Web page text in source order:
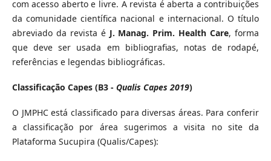
com acesso aberto e livre. A revista é aberta a contribuições
da comunidade científica nacional e internacional. O título
abreviado da revista é J. Manag. Prim. Health Care, forma
que deve ser usada em bibliografias, notas de rodapé,
referências e legendas bibliográficas.
Classificação Capes (B3 - Qualis Capes 2019)
O JMPHC está classificado para diversas áreas. Para conferir
a classificação por área sugerimos a visita no site da
Plataforma Sucupira (Qualis/Capes):